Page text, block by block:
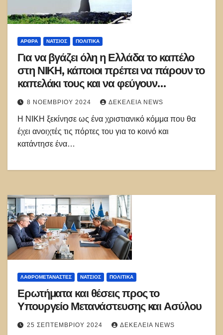
ΑΡΘΡΑ ΝΑΤΣΙΌΣ ΠΟΛΙΤΙΚΑ
Για να βγάζει όλη η Ελλάδα το καπέλο
στη ΝΙΚΗ, κάποιοι πρέπει να πάρουν το
καπελάκι τους και να φεύγουν…
8 ΝΟΕΜΒΡΊΟΥ 2024 ΔΕΚΈΛΕΙΑ NEWS
Η ΝΙΚΗ ξεκίνησε ως ένα χριστιανικό κόμμα που θα
έχει ανοιχτές τις πόρτες του για το κοινό και
κατάντησε ένα…
ΛΑΘΡΟΜΕΤΑΝΑΣΤΕΣ ΝΑΤΣΙΌΣ ΠΟΛΙΤΙΚΑ
Ερωτήματα και θέσεις προς το
Υπουργείο Μετανάστευσης και Ασύλου
25 ΣΕΠΤΕΜΒΡΊΟΥ 2024 ΔΕΚΈΛΕΙΑ NEWS